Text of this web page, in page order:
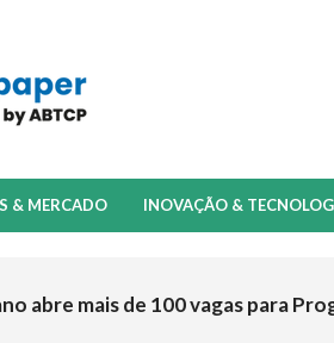
& MERCADO INOVAÇÃO &
abre mais de 100 vagas para